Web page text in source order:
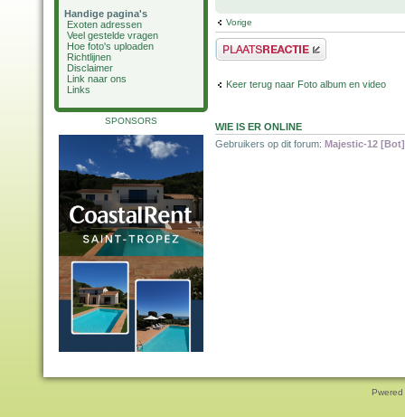
Handige pagina's
Exoten adressen
Veel gestelde vragen
Hoe foto's uploaden
Richtlijnen
Disclaimer
Link naar ons
Links
SPONSORS
Vorige
Plaats een reactie
Keer terug naar Foto album en video
WIE IS ER ONLINE
Gebruikers op dit forum: Majestic-12 [Bot]